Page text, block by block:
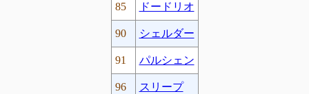
85 ドードリオ
90 シェルダー
91 パルシェン
96 スリープ